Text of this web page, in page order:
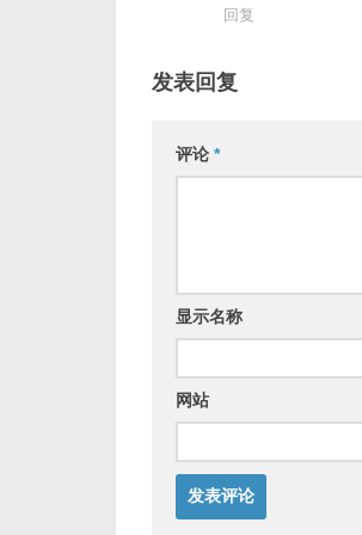
回复
发表回复
评论 *
显示名称
网站